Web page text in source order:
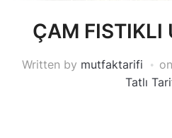
ÇAM FISTIKLI
Written by mutfaktarifi on
Tatlı